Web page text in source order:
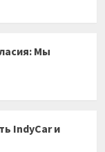
Мы
IndyCar и